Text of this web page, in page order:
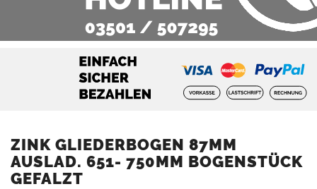
ZINK GLIEDERBOGEN 87MM
AUSLAD. 651- 750MM BOGENSTÜCK
GEFALZT